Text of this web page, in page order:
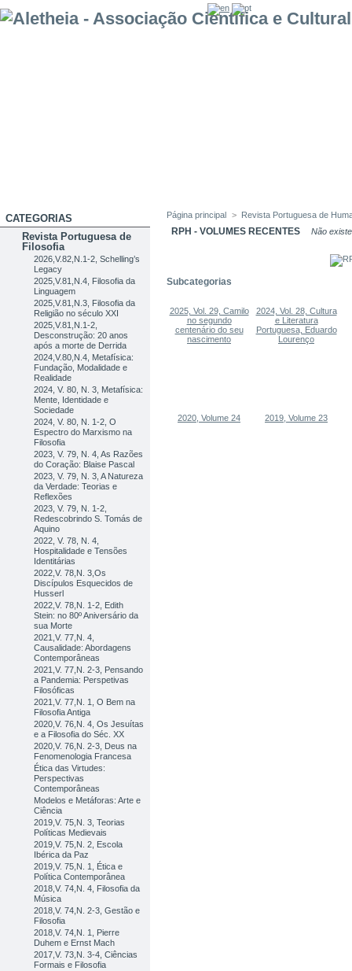
CATEGORIAS
Revista Portuguesa de
Filosofia
2026,V.82,N.1-2, Schelling’s
Legacy
2025,V.81,N.4, Filosofia da
Linguagem
2025,V.81,N.3, Filosofia da
Religião no século XXI
2025,V.81,N.1-2,
Desconstrução: 20 anos
após a morte de Derrida
2024,V.80,N.4, Metafísica:
Fundação, Modalidade e
Realidade
2024, V. 80, N. 3, Metafísica:
Mente, Identidade e
Sociedade
2024, V. 80, N. 1-2, O
Espectro do Marxismo na
Filosofia
2023, V. 79, N. 4, As Razões
do Coração: Blaise Pascal
2023, V. 79, N. 3, A Natureza
da Verdade: Teorias e
Reflexões
2023, V. 79, N. 1-2,
Redescobrindo S. Tomás de
Aquino
2022, V. 78, N. 4,
Hospitalidade e Tensões
Identitárias
2022,V. 78,N. 3,Os
Discípulos Esquecidos de
Husserl
2022,V. 78,N. 1-2, Edith
Stein: no 80º Aniversário da
sua Morte
2021,V. 77,N. 4,
Causalidade: Abordagens
Contemporâneas
2021,V. 77,N. 2-3, Pensando
a Pandemia: Perspetivas
Filosóficas
2021,V. 77,N. 1, O Bem na
Filosofia Antiga
2020,V. 76,N. 4, Os Jesuítas
e a Filosofia do Séc. XX
2020,V. 76,N. 2-3, Deus na
Fenomenologia Francesa
Ética das Virtudes:
Perspectivas
Contemporâneas
Modelos e Metáforas: Arte e
Ciência
2019,V. 75,N. 3, Teorias
Políticas Medievais
2019,V. 75,N. 2, Escola
Ibérica da Paz
2019,V. 75,N. 1, Ética e
Política Contemporânea
2018,V. 74,N. 4, Filosofia da
Música
2018,V. 74,N. 2-3, Gestão e
Filosofia
2018,V. 74,N. 1, Pierre
Duhem e Ernst Mach
2017,V. 73,N. 3-4, Ciências
Formais e Filosofia
Página principal > Revista Portuguesa de
RPH - VOLUMES RECENTES Não
Subcategorias
2025, Vol. 29, Camilo
no segundo
centenário do seu
nascimento
2024, Vol. 28, Cultura
e Literatura
Portuguesa, Eduardo
Lourenço
2020, Volume 24 2019, Volume 23